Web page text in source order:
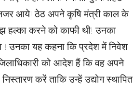
आये! ठेठ अपने कृषि मंत्री काल के
हल्का करने को काफी थी! उनका
! उनका यह कहना कि प्रदेश में निवेश
को आदेश हैं कि वह अपने
करें ताकि उन्हें उद्योग स्थापित